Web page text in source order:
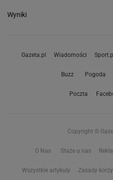
Wyniki
Gazeta.pl Wiadomości Sport.pl
Buzz Pogoda
Poczta
Copyright ©
O Nas Staże u nas
Wszystkie artykuły Zasady